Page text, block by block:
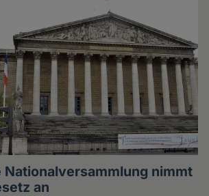
Nationalversammlung nimmt
an